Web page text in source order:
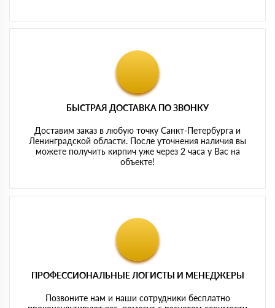
БЫСТРАЯ ДОСТАВКА ПО ЗВОНКУ
Доставим заказ в любую точку Санкт-Петербурга и
Ленинградской области. После уточнения наличия вы
можете получить кирпич уже через 2 часа у Вас на
объекте!
ПРОФЕССИОНАЛЬНЫЕ ЛОГИСТЫ И МЕНЕДЖЕРЫ
Позвоните нам и наши сотрудники бесплатно